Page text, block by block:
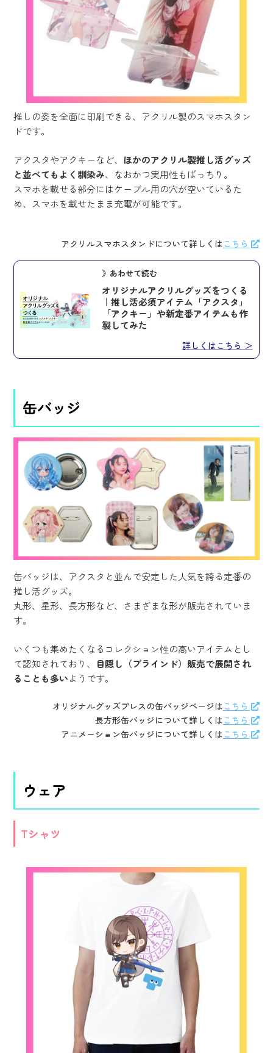
推しの姿を全面に印刷できる、アクリル製のスマホスタン
ドです。
アクスタやアクキーなど、 ほかのアクリル製推し活グッズ
と並べてもよく馴染み、なおかつ実用性もばっちり。
スマホを載せる部分にはケーブル用の穴が空いているた
め、スマホを載せたまま充電が可能です。
アクリルスマホスタンドについて詳しくは こちら
》あわせて読む
オリジナルアクリルグッズをつくる
｜推し活必須アイテム「アクスタ」
「アクキー」や新定番アイテムも作
製してみた
詳しくはこちら ＞
缶バッジ
缶バッジは、アクスタと並んで安定した人気を誇る定番の
推し活グッズ。
丸形、星形、長方形など、さまざまな形が販売されていま
す。
いくつも集めたくなるコレクション性の高いアイテムとし
て認知されており、
目隠し（ブラインド）販売で展開され
ることも多いようです。
オリジナルグッズプレスの缶バッジページは こちら
長方形缶バッジについて詳しくは こちら
アニメーション缶バッジについて詳しくは こちら
ウェア
Tシャツ